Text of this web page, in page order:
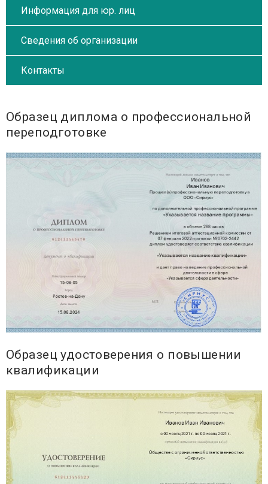
Информация для юр. лиц
Сведения об организации
Контакты
Образец диплома о профессиональной
переподготовке
Образец удостоверения о повышении
квалификации